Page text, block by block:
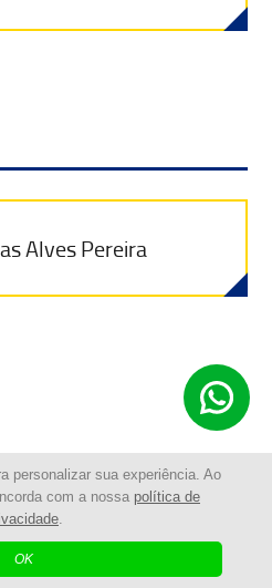
personalizar sua experiência. Ao
com a nossa política de
.
OK
Alves Pereira
FREQUENTES